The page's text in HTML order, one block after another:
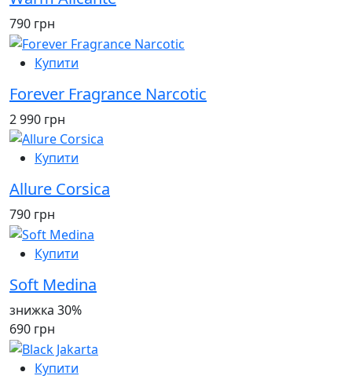
790 грн
Купити
Forever Fragrance Narcotic
2 990 грн
Купити
Allure Corsica
790 грн
Купити
Soft Medina
знижка 30%
690 грн
Купити